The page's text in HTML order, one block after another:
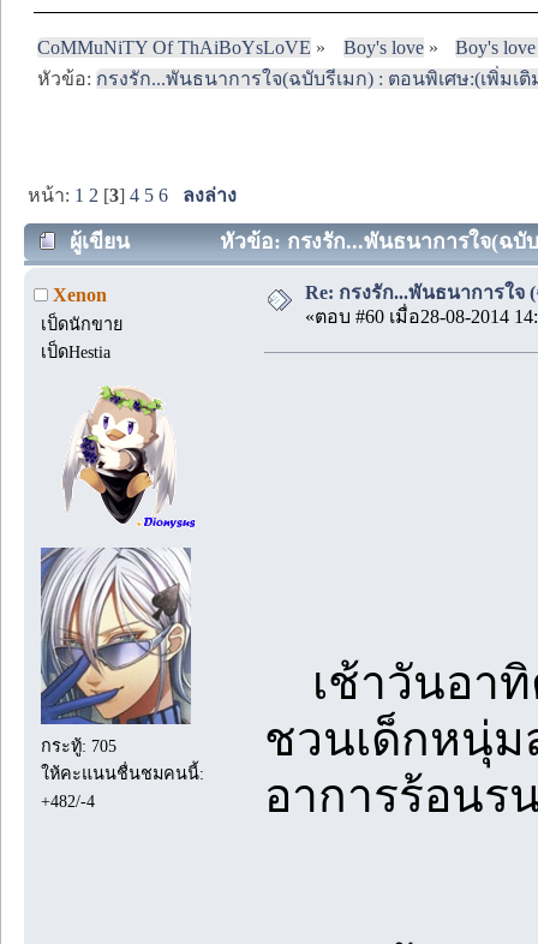
CoMMuNiTY Of ThAiBoYsLoVE » Boy's love»
Boy's
หัวข้อ: กรงรัก...พันธนาการใจ(ฉบับรีเมก) : ตอนพิเศษ:(เพิ่มเติ
หน้า: 1 2 [3]4 5 6 ลงล่าง
ผู้เขียน หัวข้อ: กรงรัก...พันธนาการใจ(ฉบับ
Xenon
เป็ดนักขาย
เป็ดHestia
กระทู้: 705
ให้คะแนนชื่นชมคนนี้:
+482/-4
Re: กรงรัก...พันธนาการใจ
«ตอบ #60 เมื่อ28-08-2014
เช้าวันอาทิ
ชวนเด็กหนุ่ม
อาการร้อนร